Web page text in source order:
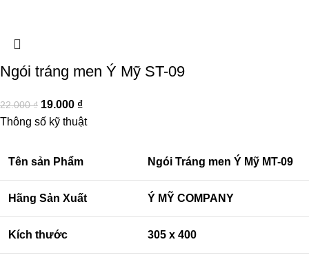
Ngói tráng men Ý Mỹ ST-09
22.000₫ 19.000 ₫
Thông số kỹ thuật
Tên sản Phẩm Ngói Tráng men Ý Mỹ MT-09
Hãng Sản Xuất Ý MỸ COMPANY
Kích thước 305 x 400